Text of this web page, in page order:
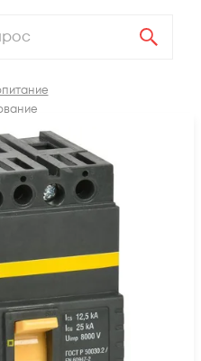
силовой